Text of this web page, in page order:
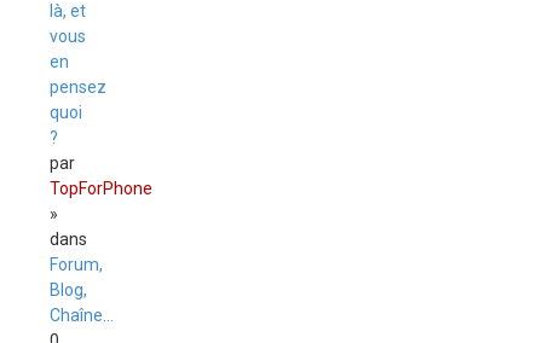
là, et
vous
en
pensez
quoi
?
par
TopForPhone
»
dans
Forum,
Blog,
Chaîne...